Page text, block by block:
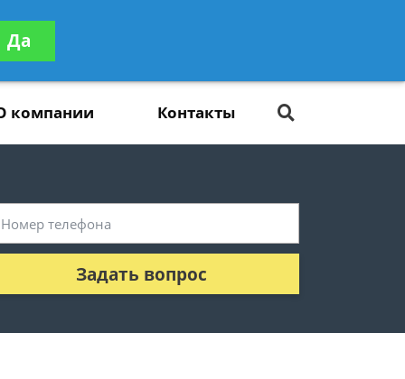
компании Контакты
Задать вопрос
Да